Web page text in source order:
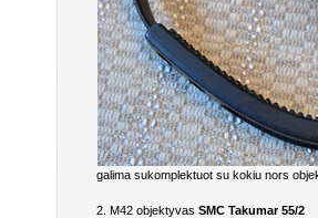
galima sukomplektuot su kokiu nors
2. M42 objektyvasSMC Takumar 55/2